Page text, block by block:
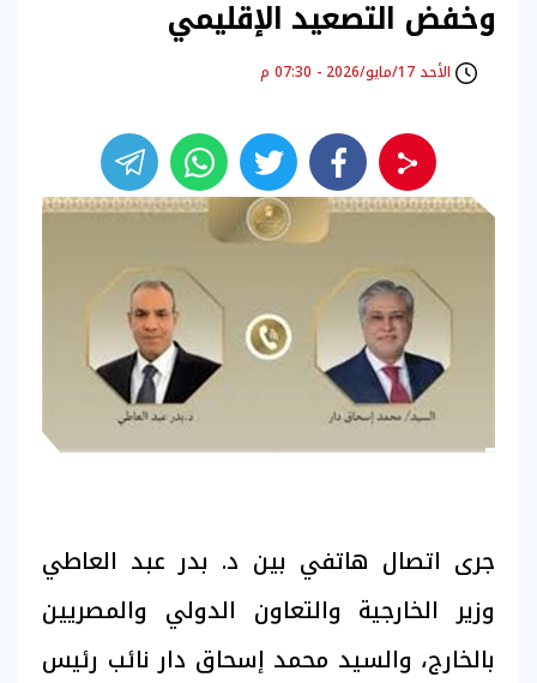
وخفض التصعيد الإقليمي
الأحد 17/مايو/2026 - 07:30 م
جرى اتصال هاتفي بين د. بدر عبد العاطي
وزير الخارجية والتعاون الدولي والمصريين
بالخارج، والسيد محمد إسحاق دار نائب رئيس